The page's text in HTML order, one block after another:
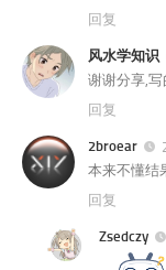
回复
风水学知识
谢谢分享,
回复
2broear
本来不懂结
回复
Zsedczy